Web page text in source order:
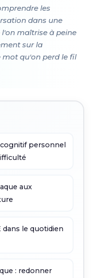
les
dans une
maîtrise à peine
sur la
qu'on perd le fil
personnel
aux
dans le quotidien
: redonner